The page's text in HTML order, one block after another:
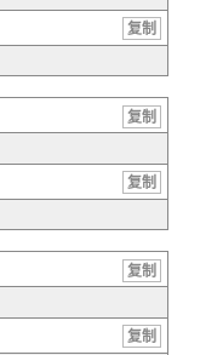
复制
复制
复制
复制
复制